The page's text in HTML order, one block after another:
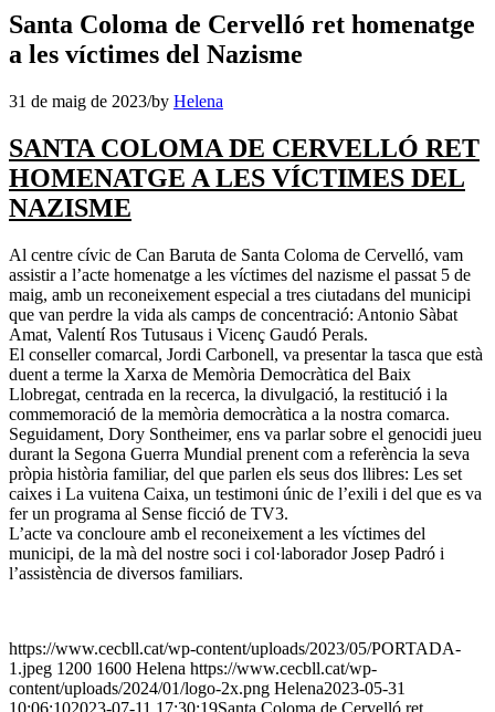
Santa Coloma de Cervelló ret homenatge
a les víctimes del Nazisme
31 de maig de 2023/by Helena
SANTA COLOMA DE CERVELLÓ RET
HOMENATGE A LES VÍCTIMES DEL
NAZISME
Al centre cívic de Can Baruta de Santa Coloma de Cervelló, vam
assistir a l’acte homenatge a les víctimes del nazisme el passat 5 de
maig, amb un reconeixement especial a tres ciutadans del municipi
que van perdre la vida als camps de concentració: Antonio Sàbat
Amat, Valentí Ros Tutusaus i Vicenç Gaudó Perals.
El conseller comarcal, Jordi Carbonell, va presentar la tasca que està
duent a terme la Xarxa de Memòria Democràtica del Baix
Llobregat, centrada en la recerca, la divulgació, la restitució i la
commemoració de la memòria democràtica a la nostra comarca.
Seguidament, Dory Sontheimer, ens va parlar sobre el genocidi jueu
durant la Segona Guerra Mundial prenent com a referència la seva
pròpia història familiar, del que parlen els seus dos llibres: Les set
caixes i La vuitena Caixa, un testimoni únic de l’exili i del que es va
fer un programa al Sense ficció de TV3.
L’acte va concloure amb el reconeixement a les víctimes del
municipi, de la mà del nostre soci i col·laborador Josep Padró i
l’assistència de diversos familiars.
https://www.cecbll.cat/wp-content/uploads/2023/05/PORTADA-
1.jpeg 1200 1600 Helena https://www.cecbll.cat/wp-
content/uploads/2024/01/logo-2x.png Helena2023-05-31
10:06:102023-07-11 17:30:19Santa Coloma de Cervelló ret